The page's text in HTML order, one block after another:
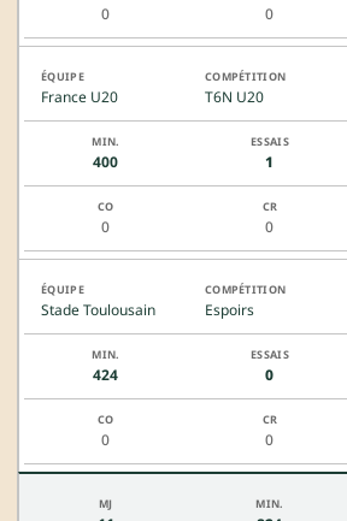
0 0
France U20 T6N U20
400 1
0 0
Stade Toulousain Espoirs
424 0
0 0